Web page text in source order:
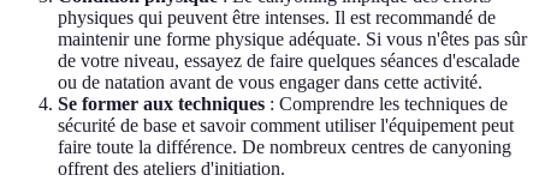
physiques qui peuvent être intenses. Il est recommandé de
maintenir une forme physique adéquate. Si vous n'êtes pas sûr
de votre niveau, essayez de faire quelques séances d'escalade
ou de natation avant de vous engager dans cette activité.
Se former aux techniques : Comprendre les techniques de
sécurité de base et savoir comment utiliser l'équipement peut
faire toute la différence. De nombreux centres de canyoning
offrent des ateliers d'initiation.